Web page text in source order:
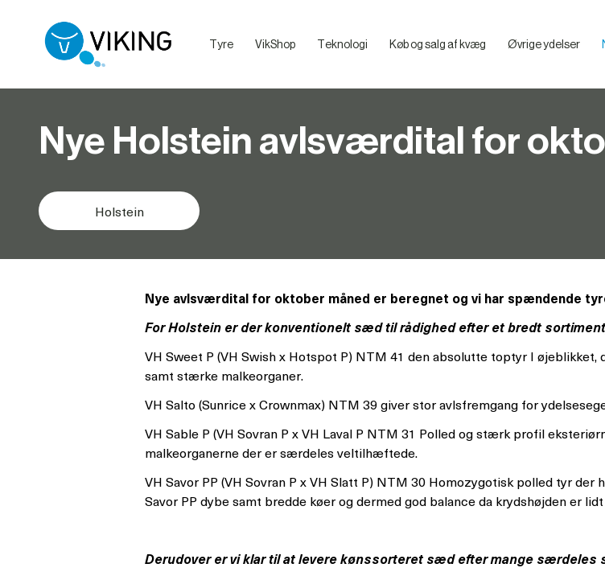
Tyre VikShop Teknologi Køb og salg af kvæg Øvrige ydelser
Nye Holstein avlsværdital for
Holstein
Nye avlsværdital for oktober måned er beregnet og vi har spændende
For Holstein er der konventionelt sæd til rådighed efter et bredt
VH Sweet P (VH Swish x Hotspot P) NTM 41 den absolutte toptyr I
samt stærke malkeorganer.
VH Salto (Sunrice x Crownmax) NTM 39 giver stor avlsfremgang for
VH Sable P (VH Sovran P x VH Laval P NTM 31 Polled og stærk profil
malkeorganerne der er særdeles veltilhæftede.
VH Savor PP (VH Sovran P x VH Slatt P) NTM 30 Homozygotisk polled tyr
Savor PP dybe samt bredde køer og dermed god balance da krydshøjden er
Derudover er vi klar til at levere kønssorteret sæd efter mange særdeles